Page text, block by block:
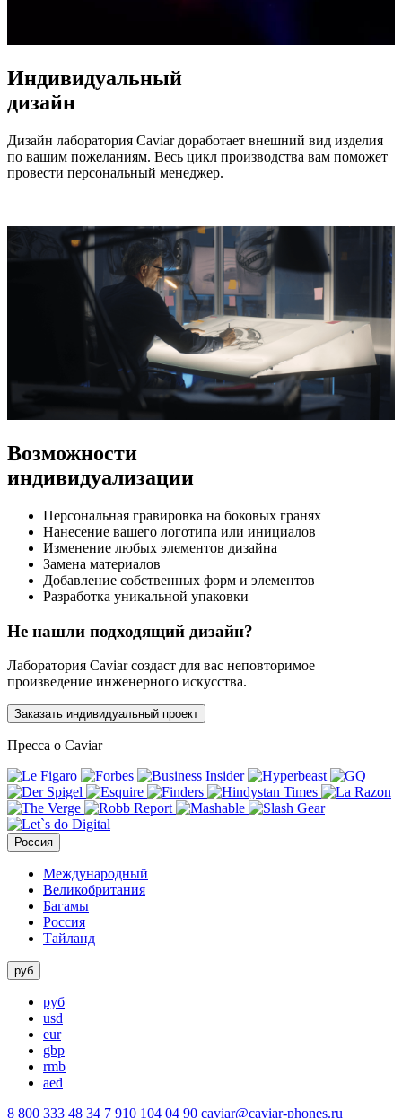
Индивидуальный
дизайн
Дизайн лаборатория Caviar доработает внешний вид изделия
по вашим пожеланиям. Весь цикл производства вам поможет
провести персональный менеджер.
Возможности
индивидуализации
Персональная гравировка на боковых гранях
Нанесение вашего логотипа или инициалов
Изменение любых элементов дизайна
Замена материалов
Добавление собственных форм и элементов
Разработка уникальной упаковки
Не нашли подходящий дизайн?
Лаборатория Caviar создаст для вас неповторимое
произведение инженерного искусства.
Заказать индивидуальный проект
Пресса о Caviar
Россия
Международный
Великобритания
Багамы
Россия
Тайланд
руб
руб
usd
eur
gbp
rmb
aed
8 800 333 48 34 7 910 104 04 90 caviar@caviar-phones.ru